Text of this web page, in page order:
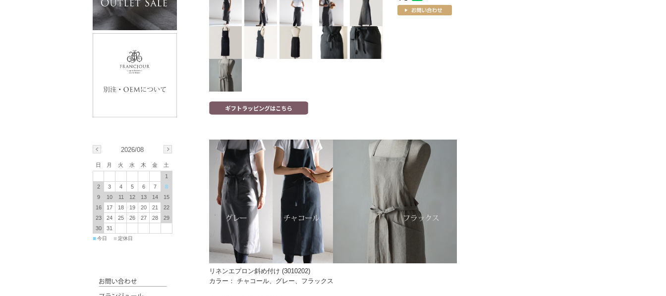
リネンエプロン斜め付け (3010202)
カラー： チャコール、グレー、フラックス
2026/08
日 月 火 水 木 金
土
1
2
3 4 5 6 7
8
9
10 11 12 13 14
15
16
17 18 19 20 21
22
23
24 25 26 27 28
29
30
31
■今日 ■ 定休日